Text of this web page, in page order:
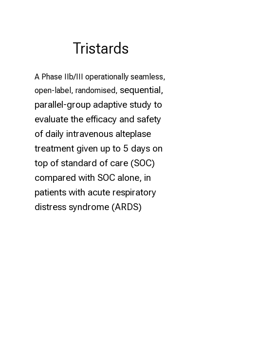
Tristards
A Phase IIb/III operationally seamless,
open-label, randomised, sequential,
parallel-group adaptive study to
evaluate the efficacy and safety
of daily intravenous alteplase
treatment given up to 5 days on
top of standard of care (SOC)
compared with SOC alone, in
patients with acute respiratory
distress syndrome (ARDS)